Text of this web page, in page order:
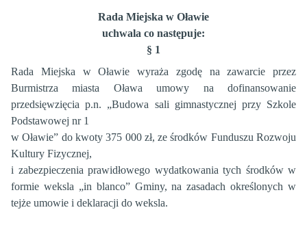
Rada Miejska w Oławie
uchwala co następuje:
§ 1
Rada Miejska w Oławie wyraża zgodę na zawarcie przez
Burmistrza miasta Oława umowy na dofinansowanie
przedsięwzięcia p.n. „Budowa sali gimnastycznej przy Szkole
Podstawowej nr 1
w Oławie” do kwoty 375 000 zł, ze środków Funduszu Rozwoju
Kultury Fizycznej,
i zabezpieczenia prawidłowego wydatkowania tych środków w
formie weksla „in blanco” Gminy, na zasadach określonych w
tejże umowie i deklaracji do weksla.